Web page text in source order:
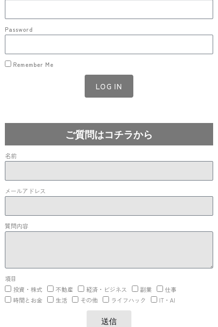
Password
Remember Me
LOG IN
ご質問はコチラから
名前
メールアドレス
質問内容
項目
投資・株式
不動産 経済・ビジネス 副業
仕事
時間とお金
生活 その他 ライフハック IT・AI
送信